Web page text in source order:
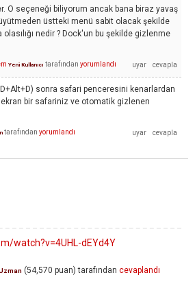
O seçeneği biliyorum ancak bana biraz yavaş
üstteki menü sabit olacak şekilde
nedir ? Dock'un bu şekilde gizlenme
Yeni Kullanıcı tarafından yorumlandı
sonra safari penceresini kenarlardan
ekran bir safariniz ve otomatik gizlenen
tarafından yorumlandı
watch?v=4UHL-dEYd4Y
(54,570 puan) tarafından cevaplandı